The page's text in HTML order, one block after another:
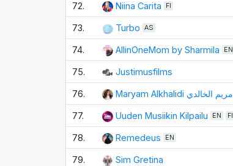
72. Niina Carita FI
73. Turbo AS
74. AllinOneMom by Sharmila EN
75. Justimusfilms
76. Maryam Alkhalidi مريم الخالدي
77. Uuden Musiikin Kilpailu EN FI
78. Remedeus EN
79. Sim Gretina